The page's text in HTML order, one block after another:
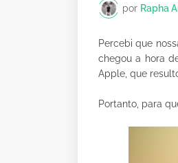
por Rapha
Percebi que
chegou a hora
Apple, que
Portanto, para